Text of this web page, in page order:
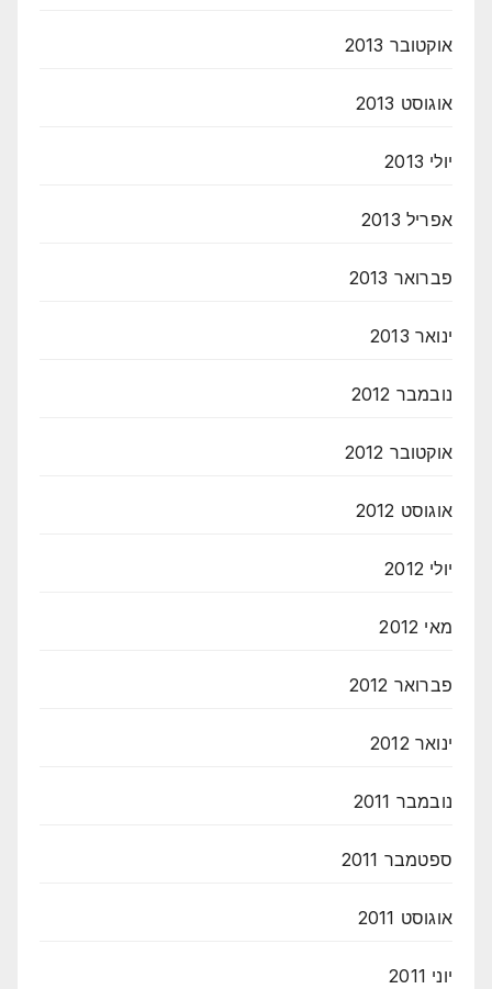
אוקטובר 2013
אוגוסט 2013
יולי 2013
אפריל 2013
פברואר 2013
ינואר 2013
נובמבר 2012
אוקטובר 2012
אוגוסט 2012
יולי 2012
מאי 2012
פברואר 2012
ינואר 2012
נובמבר 2011
ספטמבר 2011
אוגוסט 2011
יוני 2011